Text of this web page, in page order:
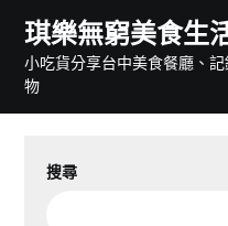
content
琪樂無窮美食生
小吃貨分享台中美食餐廳、
物
搜尋